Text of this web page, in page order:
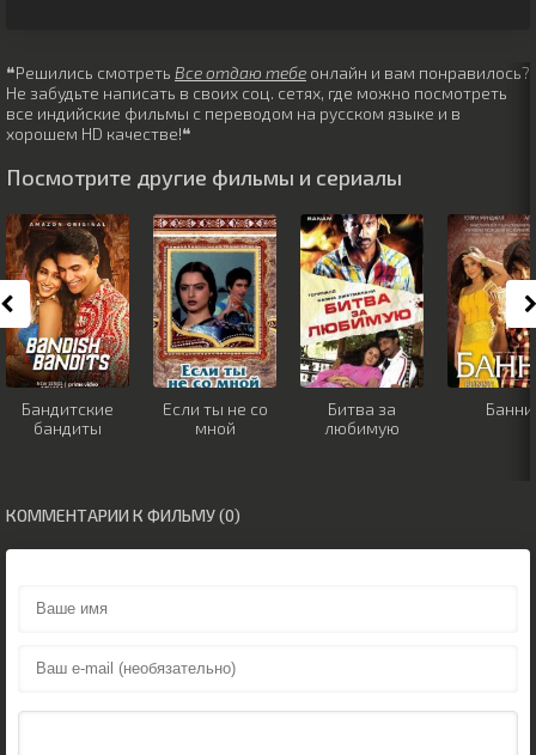
❝Решились смотреть Все отдаю тебе онлайн и вам понравилось?
Не забудьте написать в своих соц. сетях, где можно посмотреть
все индийские фильмы с переводом на русском языке и в
хорошем HD качестве!❝
Посмотрите другие фильмы и сериалы
Бандитские
бандиты
Если ты не со
мной
Битва за
любимую
Банни
КОММЕНТАРИИ К ФИЛЬМУ (0)